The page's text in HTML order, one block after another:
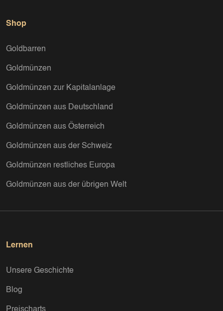
Shop
Goldbarren
Goldmünzen
Goldmünzen zur Kapitalanlage
Goldmünzen aus Deutschland
Goldmünzen aus Österreich
Goldmünzen aus der Schweiz
Goldmünzen restliches Europa
Goldmünzen aus der übrigen Welt
Lernen
Unsere Geschichte
Blog